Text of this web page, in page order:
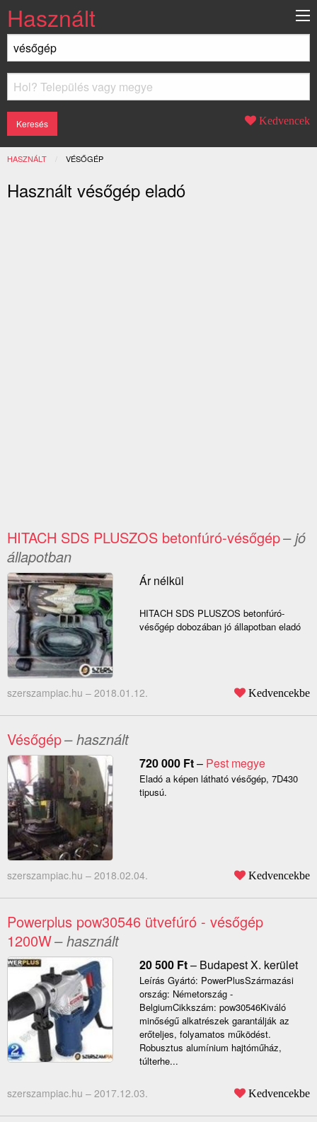
Használt
Kedvencek
HASZNÁLT JELENLEGI:
VÉSŐGÉP
Használt vésőgép eladó
HITACH SDS PLUSZOS betonfúró-vésőgép– jó
állapotban
Ár nélkül
HITACH SDS PLUSZOS betonfúró-
vésőgép dobozában jó állapotban eladó
szerszampiac.hu – 2018.01.12. Kedvencekbe
Vésőgép– használt
720 000 Ft– Pest megye
Eladó a képen látható vésőgép, 7D430
tipusú.
szerszampiac.hu – 2018.02.04. Kedvencekbe
Powerplus pow30546 ütvefúró - vésőgép
1200W– használt
20 500 Ft– Budapest X. kerület
Leírás Gyártó: PowerPlusSzármazási
ország: Németország -
BelgiumCikkszám: pow30546Kiváló
minőségű alkatrészek garantálják az
erőteljes, folyamatos működést.
Robusztus alumínium hajtóműház,
túlterhe...
szerszampiac.hu – 2017.12.03. Kedvencekbe